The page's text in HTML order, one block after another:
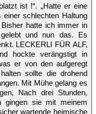
ist !“. „Hatte er eine
schlechten Haltung
hatte ich immer in
und nun das. Es
LECKERLI FÜR ALF,
hockte verängstigt in
er von den aufgeregt
sollte die drohend
Mit Mühe gelang es
Nach drei Stunden,
gingen sie mit meinem
wartende heimische